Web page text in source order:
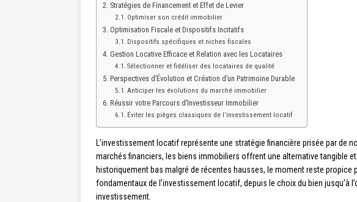
Stratégies de Financement et Effet de Levier
Optimiser son crédit immobilier
Optimisation Fiscale et Dispositifs Incitatifs
Dispositifs spécifiques et niches fiscales
Gestion Locative Efficace et Relation avec les Locataires
Sélectionner et fidéliser des locataires de qualité
Perspectives d’Évolution et Création d’un Patrimoine Durable
Anticiper les évolutions du marché immobilier
Réussir votre Parcours d’Investisseur Immobilier
Éviter les pièges classiques de l’investissement locatif
L’investissement locatif représente une stratégie financière prisée par
marchés financiers, les biens immobiliers offrent une alternative tangible
historiquement bas malgré de récentes hausses, le moment reste
fondamentaux de l’investissement locatif, depuis le choix du bien
investissement.